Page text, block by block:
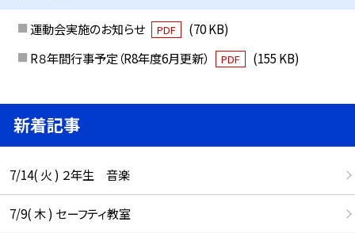
運動会実施のお知らせ PDF
(70 KB)
R８年間行事予定（R8年度6月更新）
PDF (155 KB)
新着記事
7/14( 火 ) ２年生 音楽
7/9( 木 ) セーフティ教室